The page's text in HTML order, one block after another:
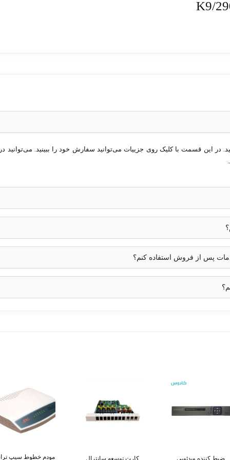
مدیریت دستگاه
این قسمت با کلیک روی جزییات می‌توانید سفارش خود را ببینید. می‌توانید
پس از فروش استفاده کنم؟
ضبط کننده ویدئویی کارت توسعه سانترال مودم خطوط سیپ